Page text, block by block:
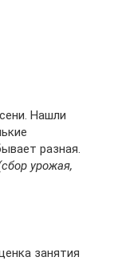
Нашли
разная.
урожая,
занятия